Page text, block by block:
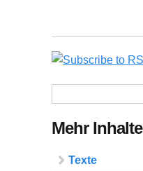
Mehr Inhalte
Texte